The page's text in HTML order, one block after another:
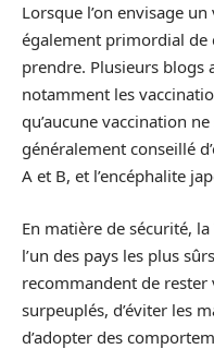
Lorsque l’on envisage
également primordial de
prendre. Plusieurs blogs
notamment les
qu’aucune vaccination
généralement conseillé
A et B, et l’encéphalite
En matière de sécurité,
l’un des pays les plus
recommandent de
surpeuplés, d’éviter les
d’adopter des